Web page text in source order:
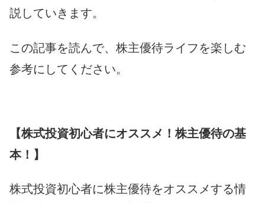
説していきます。
この記事を読んで、株主優待ライフを楽しむ
参考にしてください。
【株式投資初心者にオススメ！株主優待の基
本！】
株式投資初心者に株主優待をオススメする情